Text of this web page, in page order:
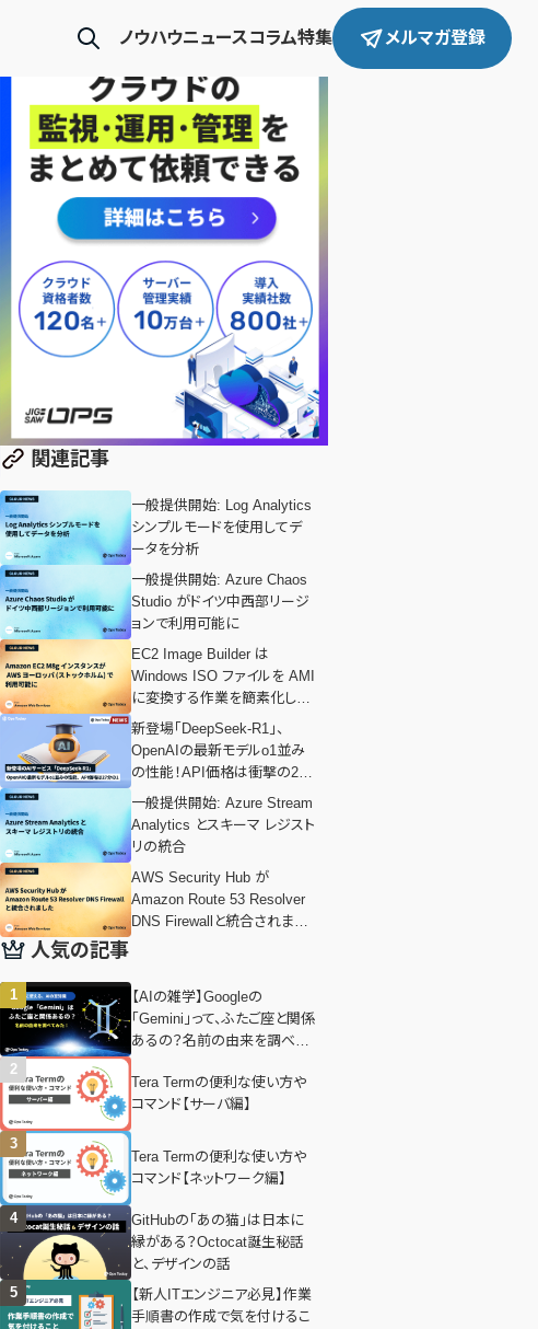
ノウハウニュースコラム特集 メルマガ登録
関連記事
一般提供開始: Log Analytics
シンプルモードを使用してデ
ータを分析
一般提供開始: Azure Chaos
Studio がドイツ中西部リージ
ョンで利用可能に
EC2 Image Builder は
Windows ISO ファイルを AMI
に変換する作業を簡素化しま
す
新登場「DeepSeek-R1」、
OpenAIの最新モデルo1並み
の性能！API価格は衝撃の27
分の1
一般提供開始: Azure Stream
Analytics とスキーマ レジスト
リの統合
AWS Security Hub が
Amazon Route 53 Resolver
DNS Firewallと統合されまし
人気の記事
【AIの雑学】Googleの
「Gemini」って、ふたご座と関係
あるの？名前の由来を調べて
Tera Termの便利な使い方や
コマンド【サーバ編】
Tera Termの便利な使い方や
コマンド【ネットワーク編】
GitHubの「あの猫」は日本に
縁がある？Octocat誕生秘話
と、デザインの話
【新人ITエンジニア必見】作業
手順書の作成で気を付けるこ